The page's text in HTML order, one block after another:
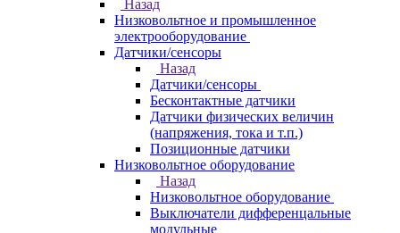
Назад
Низковольтное и промышленное
электрооборудование
Датчики/сенсоры
Назад
Датчики/сенсоры
Бесконтактные датчики
Датчики физических величин
(напряжения, тока и т.п.)
Позиционные датчики
Низковольтное оборудование
Назад
Низковольтное оборудование
Выключатели дифференцальные
модульные